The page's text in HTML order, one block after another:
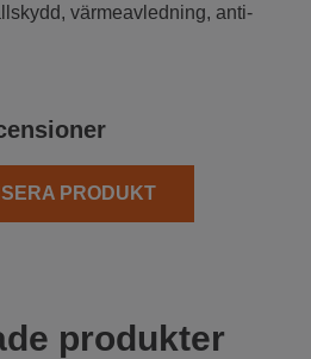
värmeavledning, anti-
PRODUKT
produkter